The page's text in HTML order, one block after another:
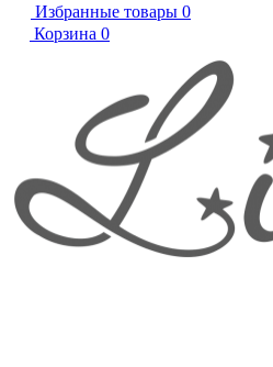
Избранные товары 0
Корзина 0